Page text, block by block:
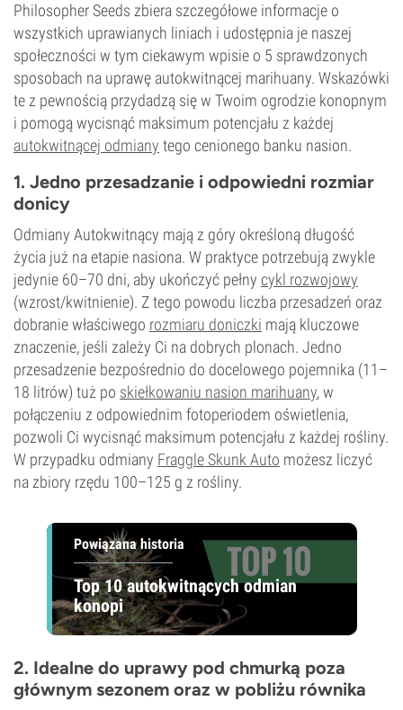
Philosopher Seeds zbiera szczegółowe informacje o
wszystkich uprawianych liniach i udostępnia je naszej
społeczności w tym ciekawym wpisie o 5 sprawdzonych
sposobach na uprawę autokwitnącej marihuany. Wskazówki
te z pewnością przydadzą się w Twoim ogrodzie konopnym
i pomogą wycisnąć maksimum potencjału z każdej
autokwitnącej odmiany tego cenionego banku nasion.
1. Jedno przesadzanie i odpowiedni rozmiar
donicy
Odmiany Autokwitnący mają z góry określoną długość
życia już na etapie nasiona. W praktyce potrzebują zwykle
jedynie 60–70 dni, aby ukończyć pełny cykl rozwojowy
(wzrost/kwitnienie). Z tego powodu liczba przesadzeń oraz
dobranie właściwego rozmiaru doniczki mają kluczowe
znaczenie, jeśli zależy Ci na dobrych plonach. Jedno
przesadzenie bezpośrednio do docelowego pojemnika (11–
18 litrów) tuż po skiełkowaniu nasion marihuany, w
połączeniu z odpowiednim fotoperiodem oświetlenia,
pozwoli Ci wycisnąć maksimum potencjału z każdej rośliny.
W przypadku odmiany Fraggle Skunk Auto możesz liczyć
na zbiory rzędu 100–125 g z rośliny.
Powiązana historia
Top 10 autokwitnących odmian
konopi
2. Idealne do uprawy pod chmurką poza
głównym sezonem oraz w pobliżu równika